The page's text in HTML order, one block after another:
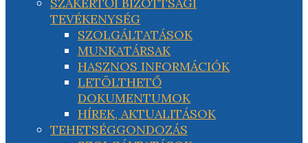
TEVÉKENYSÉG
SZOLGÁLTATÁSOK
MUNKATÁRSAK
HASZNOS INFORMÁCIÓK
LETÖLTHETŐ
DOKUMENTUMOK
HÍREK, AKTUALITÁSOK
TEHETSÉGGONDOZÁS